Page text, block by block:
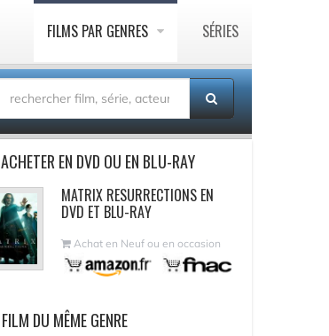
FILMS PAR GENRES SÉRIES
ACHETER EN DVD OU EN BLU-RAY
MATRIX RESURRECTIONS EN
DVD ET BLU-RAY
Achat en Neuf ou en occasion
FILM DU MÊME GENRE